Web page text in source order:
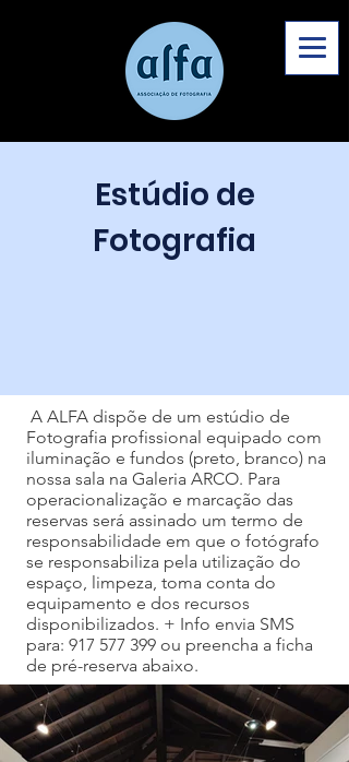
Estúdio de
Fotografia
A ALFA dispõe de um estúdio de
Fotografia profissional equipado com
iluminação e fundos (preto, branco) na
nossa sala na Galeria ARCO. Para
operacionalização e marcação das
reservas será assinado um termo de
responsabilidade em que o fotógrafo
se responsabiliza pela utilização do
espaço, limpeza, toma conta do
equipamento e dos recursos
disponibilizados. + Info envia SMS
para: 917 577 399 ou preencha a ficha
de pré-reserva abaixo.